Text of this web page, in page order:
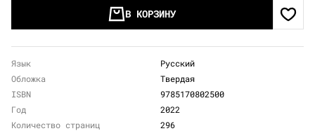
В КОРЗИНУ
Язык
Русский
Обложка
Твердая
ISBN
9785170802500
Год
2022
Количество страниц
296